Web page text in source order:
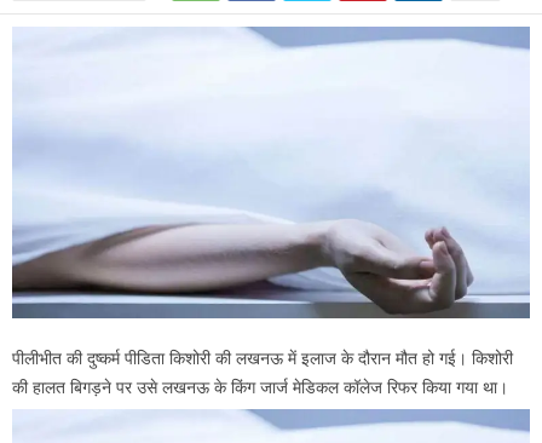
पीलीभीत की दुष्कर्म पीडिता किशोरी की लखनऊ में इलाज के दौरान मौत हो गई। किशोरी
की हालत बिगड़ने पर उसे लखनऊ के किंग जार्ज मेडिकल कॉलेज रिफर किया गया था।